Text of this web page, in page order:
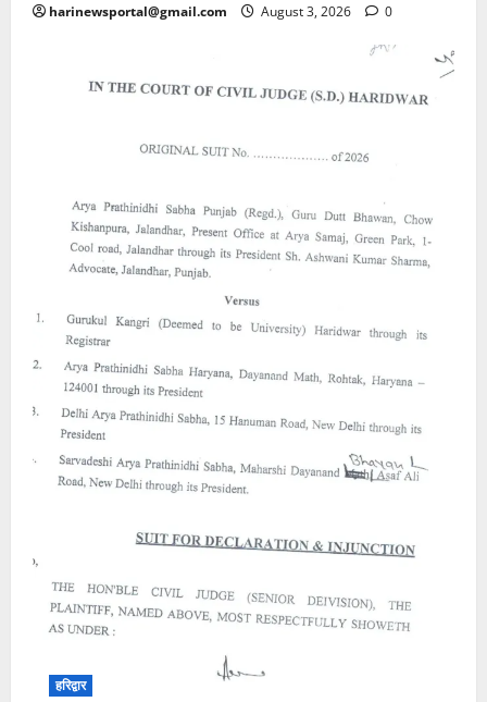
harinewsportal@gmail.com August 3, 2026 0
हरिद्वार